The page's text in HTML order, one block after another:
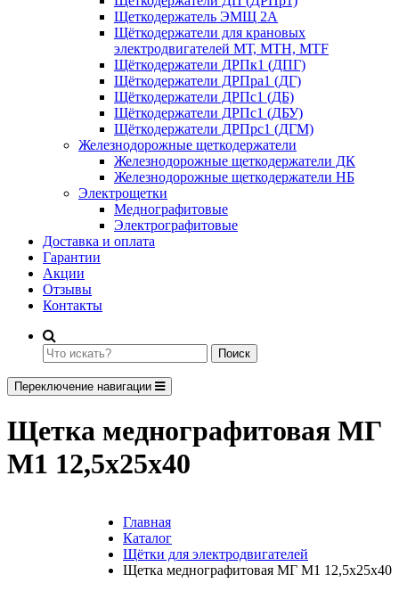
Щеткодержатель ЭМЩ 2А
Щёткодержатели для крановых
электродвигателей МТ, МТН, МТF
Щёткодержатели ДРПк1 (ДПГ)
Щёткодержатели ДРПра1 (ДГ)
Щёткодержатели ДРПс1 (ДБ)
Щёткодержатели ДРПс1 (ДБУ)
Щёткодержатели ДРПрс1 (ДГМ)
Железнодорожные щеткодержатели
Железнодорожные щеткодержатели ДК
Железнодорожные щеткодержатели НБ
Электрощетки
Меднографитовые
Электрографитовые
Доставка и оплата
Гарантии
Акции
Отзывы
Контакты
Поиск
Переключение навигации
Щетка меднографитовая МГ
М1 12,5х25х40
Главная
Каталог
Щётки для электродвигателей
Щетка меднографитовая МГ М1 12,5х25х40